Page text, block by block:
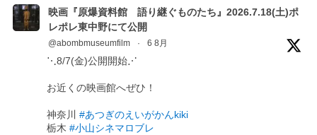
映画『原爆資料館 語り継ぐものたち』2026.7.18(土)ポ
レポレ東中野にて公開
@abombmuseumfilm · 6 8月
⋱8/7(金)公開開始⋰
お近くの映画館へぜひ！
神奈川#あつぎのえいがかんkiki
栃木#小山シネマロブレ